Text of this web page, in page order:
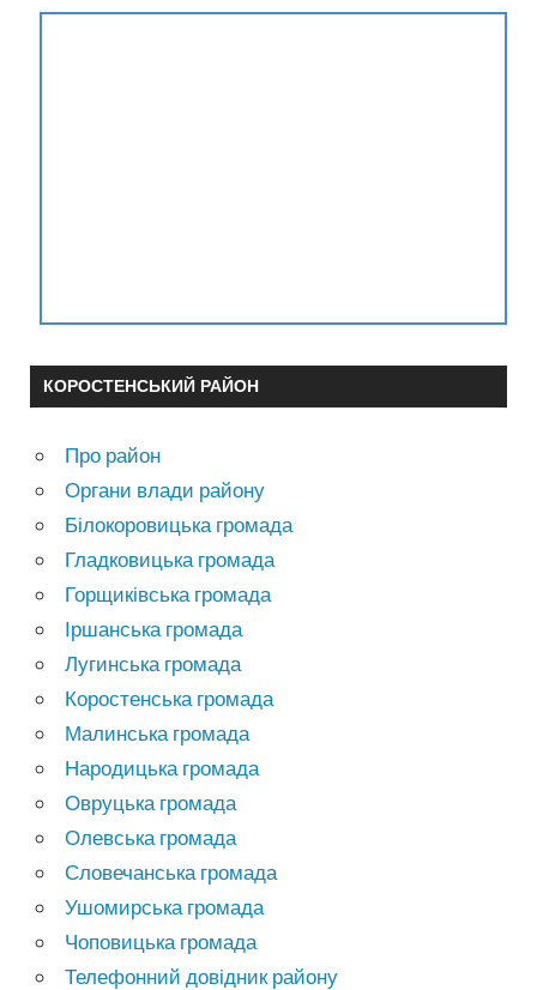
КОРОСТЕНСЬКИЙ РАЙОН
Про район
Органи влади району
Білокоровицька громада
Гладковицька громада
Горщиківська громада
Іршанська громада
Лугинська громада
Коростенська громада
Малинська громада
Народицька громада
Овруцька громада
Олевська громада
Словечанська громада
Ушомирська громада
Чоповицька громада
Телефонний довідник району